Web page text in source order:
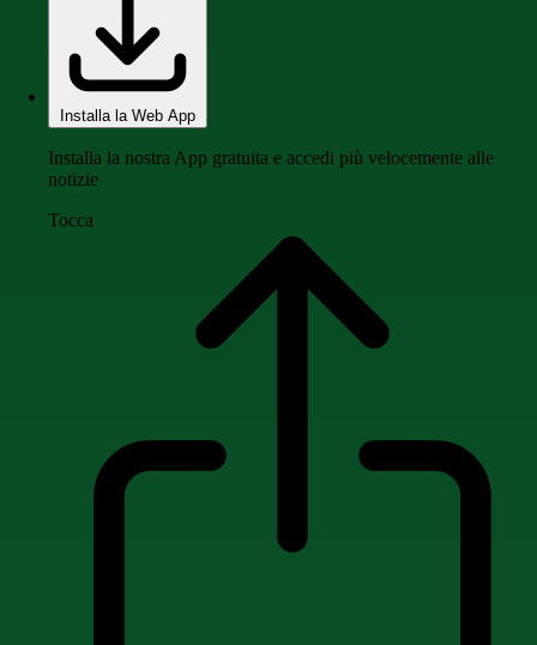
Installa la Web App
Installa la nostra App gratuita e accedi più velocemente alle
notizie
Tocca